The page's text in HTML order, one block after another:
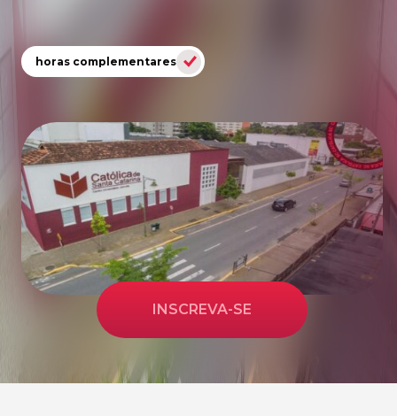
INSCREVA-SE
horas complementares